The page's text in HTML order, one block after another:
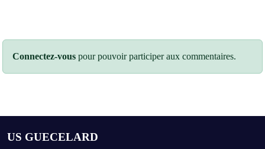
Connectez-vous pour pouvoir participer aux commentaires.
US GUECELARD